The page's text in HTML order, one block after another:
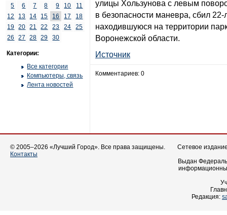
5
6 7 8 9 10
11
12
13 14 15 16 17
18
19
20 21 22 23 24
25
26
27 28 29 30
Категории:
Все категории
Компьютеры, связь
Лента новостей
улицы Хользунова с левым
в безопасности маневра, сбил
находившуюся на территории
Воронежской области.
Источник
Комментариев: 0
© 2005–2026 «Лучший Город». Все права защищены.
Контакты
Сетевое
Выдан
Редакция: